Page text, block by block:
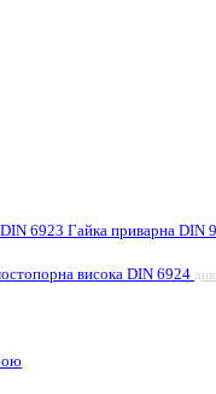
6923 Гайка приварна DIN
висока DIN 6924